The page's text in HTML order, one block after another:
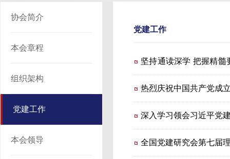
协会简介
本会章程
组织架构
党建工作
本会领导
党建工作
坚持通读深学 把握精髓
热烈庆祝中国共产党成
深入学习领会习近平党
全国党建研究会第七届